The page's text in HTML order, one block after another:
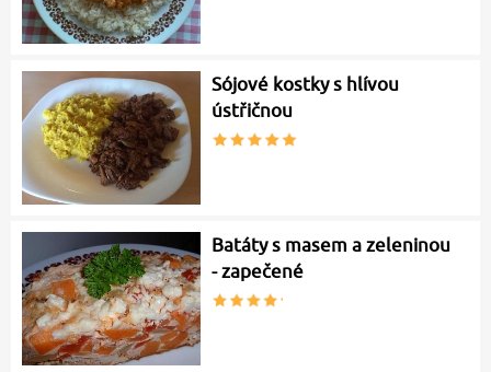
Sójové kostky s hlívou
ústřičnou
Batáty s masem a zeleninou
- zapečené